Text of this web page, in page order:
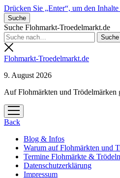
Drücken Sie „Enter“, um den
Suche
Suche Flohmarkt-Troedelmarkt.de
Flohmarkt-Troedelmarkt.de
9. August 2026
Auf Flohmärkten und Trödelmärken
Menü
öffnen
Back
Blog & Infos
Warum auf Flohmärkten und
Termine Flohmärkte &
Datenschutzerklärung
Impressum